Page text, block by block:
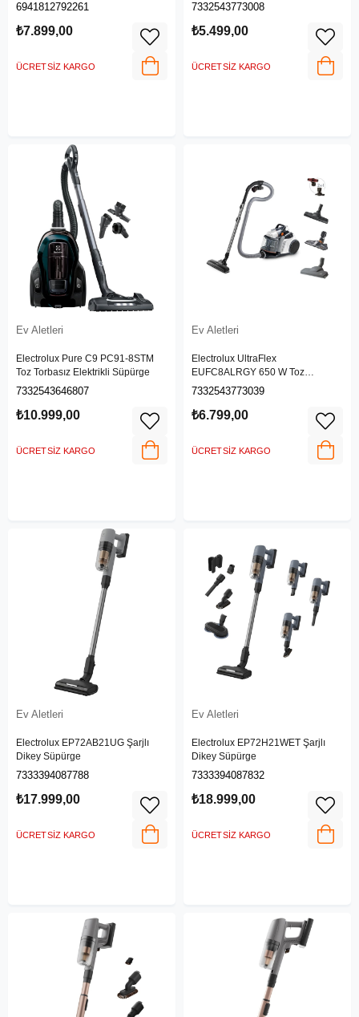
6941812792261
₺7.899,00
ÜCRETSIZ KARGO
7332543773008
₺5.499,00
ÜCRETSIZ KARGO
Ev Aletleri
Electrolux Pure C9 PC91-8STM
Toz Torbasız Elektrikli Süpürge
7332543646807
₺10.999,00
ÜCRETSIZ KARGO
Ev Aletleri
Electrolux UltraFlex
EUFC8ALRGY 650 W Toz
Torbasız Süpürge
7332543773039
₺6.799,00
ÜCRETSIZ KARGO
Ev Aletleri
Electrolux EP72AB21UG Şarjlı
Dikey Süpürge
7333394087788
₺17.999,00
ÜCRETSIZ KARGO
Ev Aletleri
Electrolux EP72H21WET Şarjlı
Dikey Süpürge
7333394087832
₺18.999,00
ÜCRETSIZ KARGO